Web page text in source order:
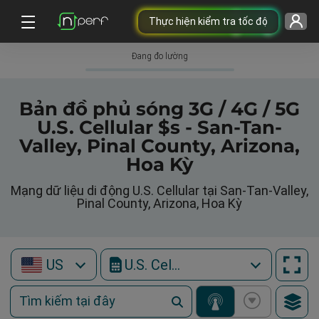
Thực hiện kiểm tra tốc độ
Đang đo lường
Bản đồ phủ sóng 3G / 4G / 5G
U.S. Cellular $s - San-Tan-
Valley, Pinal County, Arizona,
Hoa Kỳ
Mạng dữ liệu di động U.S. Cellular tại San-Tan-Valley,
Pinal County, Arizona, Hoa Kỳ
US U.S. Cellular